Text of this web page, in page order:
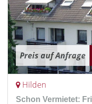
Preis auf Anfrage
Hilden
Schon Vermietet: